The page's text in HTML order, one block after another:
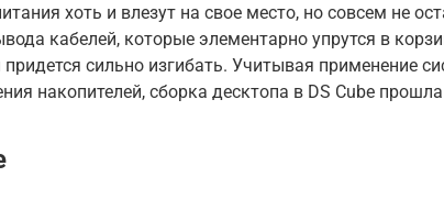
хоть и влезут на свое место, но совсем не
кабелей, которые элементарно упрутся в
придется сильно изгибать. Учитывая применение
накопителей, сборка десктопа в DS Cube